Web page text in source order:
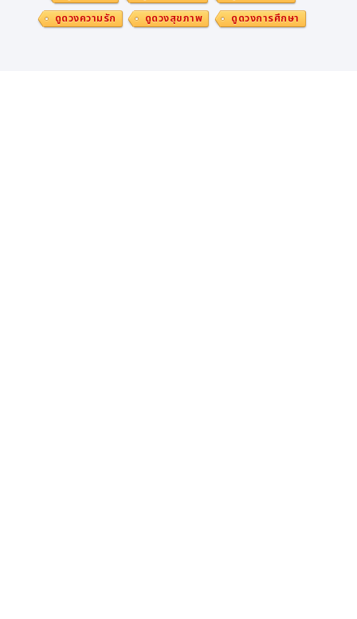
ดูดวงความรัก
ดูดวงสุขภาพ ดูดวงการศึกษา